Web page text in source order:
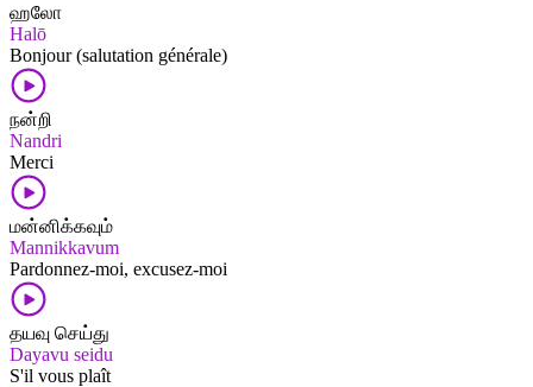
ஹலோ
Halō
Bonjour (salutation générale)
நன்றி
Nandri
Merci
மன்னிக்கவும்
Mannikkavum
Pardonnez-moi, excusez-moi
தயவு செய்து
Dayavu seidu
S'il vous plaît